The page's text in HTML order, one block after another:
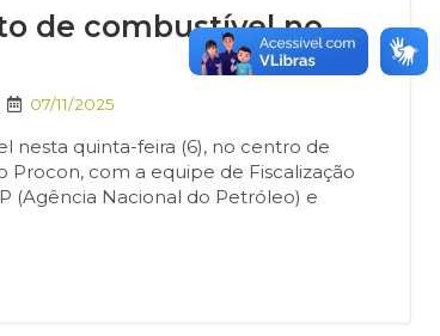
de combustível no
07/11/2025
nesta quinta-feira (6), no centro de
Procon, com a equipe de Fiscalização
(Agência Nacional do Petróleo) e